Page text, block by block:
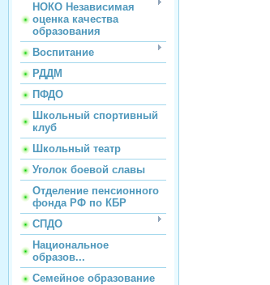
НОКО Независимая
оценка качества
образования
Воспитание
РДДМ
ПФДО
Школьный спортивный
клуб
Школьный театр
Уголок боевой славы
Отделение пенсионного
фонда РФ по КБР
СПДО
Национальное
образов...
Семейное образование